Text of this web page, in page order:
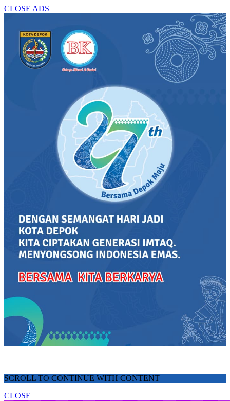
CLOSE ADS
SCROLL TO CONTINUE WITH CONTENT
CLOSE